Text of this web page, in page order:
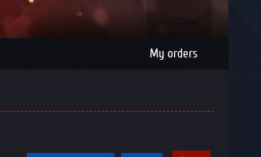
My orders